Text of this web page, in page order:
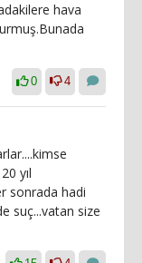
hava
0 4
yıl
sonrada hadi
suç...vatan size